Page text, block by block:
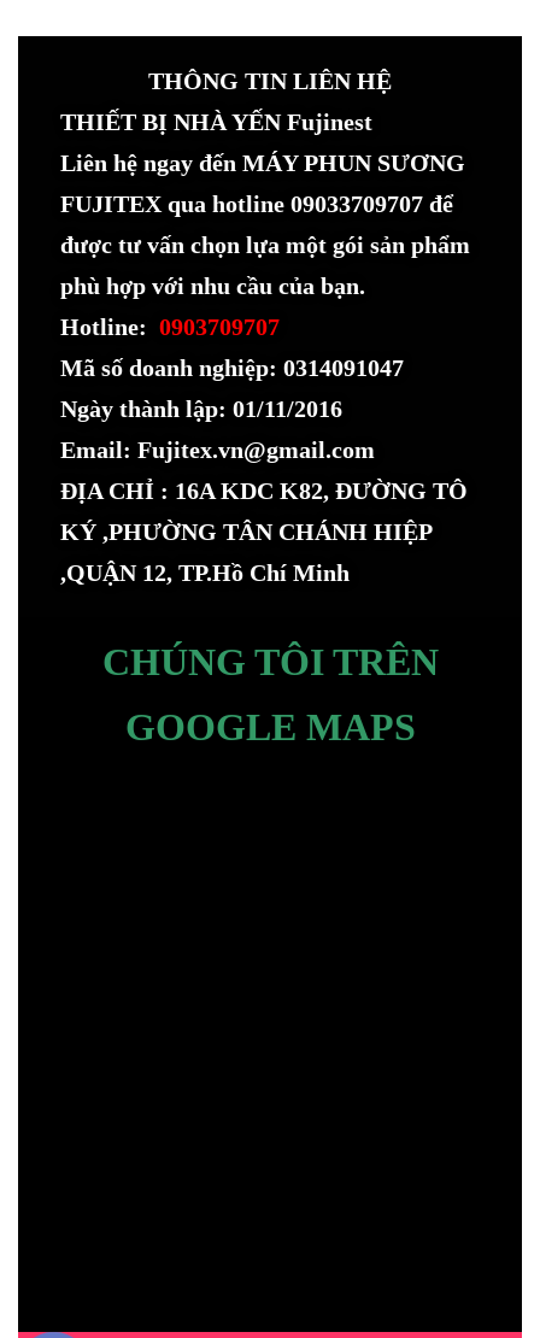
THÔNG TIN LIÊN HỆ
THIẾT BỊ NHÀ YẾN Fujinest
Liên hệ ngay đến MÁY PHUN SƯƠNG
FUJITEX qua hotline 09033709707 để
được tư vấn chọn lựa một gói sản phẩm
phù hợp với nhu cầu của bạn.
Hotline: 0903709707
Mã số doanh nghiệp: 0314091047
Ngày thành lập: 01/11/2016
Email: Fujitex.vn@gmail.com
ĐỊA CHỈ : 16A KDC K82, ĐƯỜNG TÔ
KÝ ,PHƯỜNG TÂN CHÁNH HIỆP
,QUẬN 12, TP.Hồ Chí Minh
CHÚNG TÔI TRÊN
GOOGLE MAPS